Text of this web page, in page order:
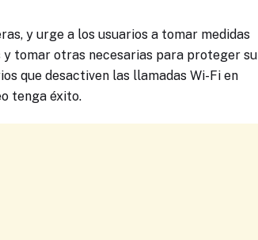
y urge a los usuarios a tomar medidas
tomar otras necesarias para proteger su
que desactiven las llamadas Wi-Fi en
tenga éxito.